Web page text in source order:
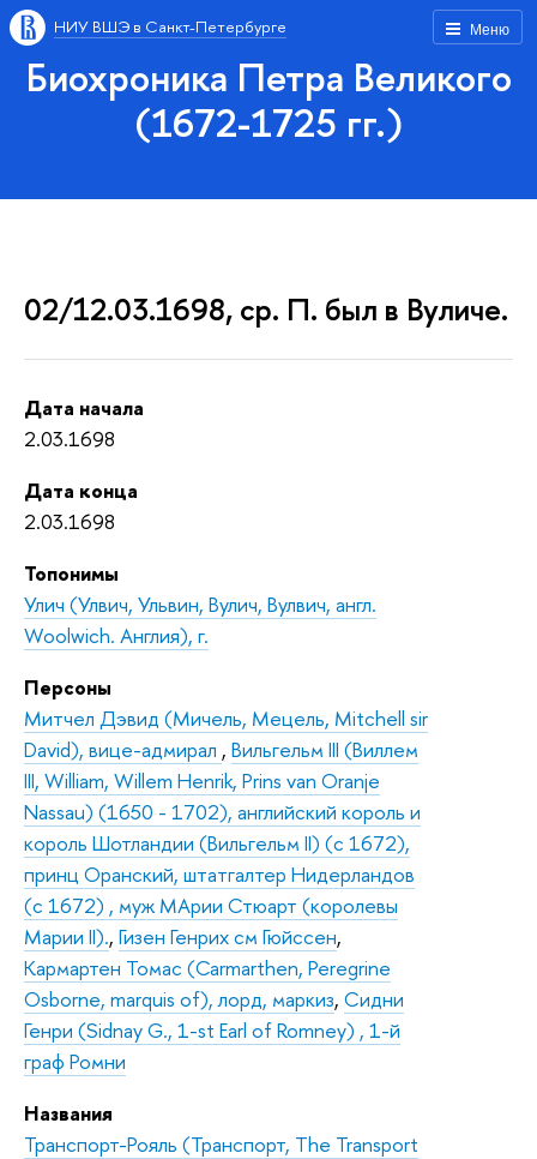
Меню
НИУ ВШЭ в Санкт-Петербурге
Биохроника Петра Великого
(1672-1725 гг.)
02/12.03.1698, ср. П. был в Вуличе.
Дата начала
2.03.1698
Дата конца
2.03.1698
Топонимы
Улич (Улвич, Ульвин, Вулич, Вулвич, англ.
Woolwich. Англия), г.
Персоны
Митчел Дэвид (Мичель, Мецель, Mitchell sir
David), вице-адмирал , Вильгельм III (Виллем
III, William, Willem Henrik, Prins van Oranje
Nassau) (1650 - 1702), английский король и
король Шотландии (Вильгельм II) (c 1672),
принц Оранский, штатгалтер Нидерландов
(c 1672) , муж МАрии Стюарт (королевы
Марии II)., Гизен Генрих см Гюйссен,
Кармартен Томас (Carmarthen, Peregrine
Osborne, marquis of), лорд, маркиз, Сидни
Генри (Sidnay G., 1-st Earl of Romney) , 1-й
граф Ромни
Названия
Транспорт-Рояль (Транспорт, The Transport